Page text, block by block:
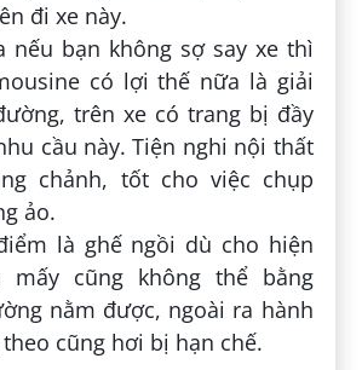
đi xe này.
nếu bạn không sợ say xe thì
có lợi thế nữa là giải
trên xe có trang bị đầy
cầu này. Tiện nghi nội thất
chảnh, tốt cho việc chụp
ảo.
là ghế ngồi dù cho hiện
mấy cũng không thể bằng
nằm được, ngoài ra hành
cũng hơi bị hạn chế.